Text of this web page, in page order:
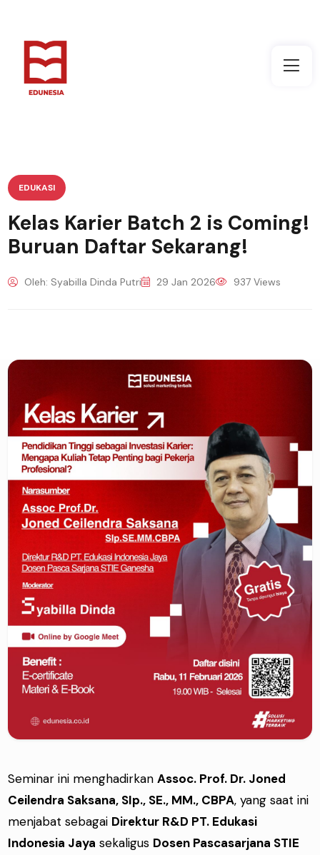
EDUKASI
Kelas Karier Batch 2 is Coming!
Buruan Daftar Sekarang!
Oleh: Syabilla Dinda Putri 29 Jan 2026 937 Views
Seminar ini menghadirkanAssoc. Prof. Dr. Joned
Ceilendra Saksana, SIp., SE., MM., CBPA, yang saat ini
menjabat sebagai Direktur R&D PT. Edukasi
Indonesia Jaya sekaligus Dosen Pascasarjana STIE